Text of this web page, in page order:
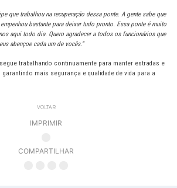
que trabalhou na recuperação dessa ponte. A gente sabe que
bastante para deixar tudo pronto. Essa ponte é muito
aqui todo dia. Quero agradecer a todos os funcionários que
abençoe cada um de vocês.”
trabalhando continuamente para manter estradas e
mais segurança e qualidade de vida para a
VOLTAR
IMPRIMIR
COMPARTILHAR